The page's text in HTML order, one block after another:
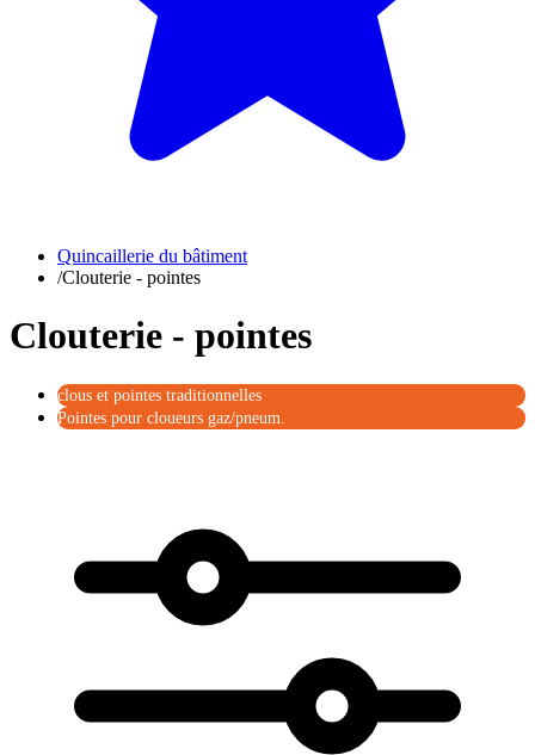
Quincaillerie du bâtiment
/Clouterie - pointes
Clouterie - pointes
clous et pointes traditionnelles
Pointes pour cloueurs gaz/pneum.